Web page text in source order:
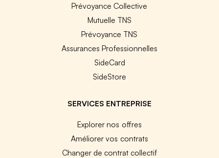
Prévoyance Collective
Mutuelle TNS
Prévoyance TNS
Assurances Professionnelles
SideCard
SideStore
SERVICES ENTREPRISE
Explorer nos offres
Améliorer vos contrats
Changer de contrat collectif